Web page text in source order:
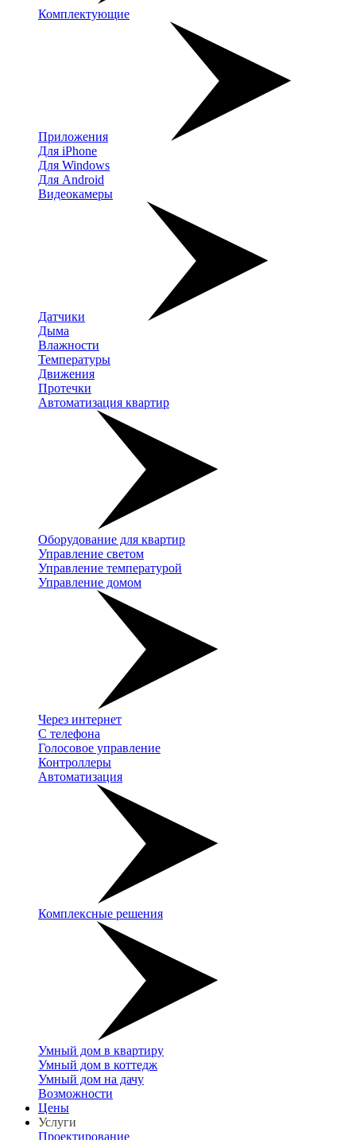
Комплектующие
Приложения
Для iPhone
Для Windows
Для Android
Видеокамеры
Датчики
Дыма
Влажности
Температуры
Движения
Протечки
Автоматизация квартир
Оборудование для квартир
Управление светом
Управление температурой
Управление домом
Через интернет
С телефона
Голосовое управление
Контроллеры
Автоматизация
Комплексные решения
Умный дом в квартиру
Умный дом в коттедж
Умный дом на дачу
Возможности
Цены
Услуги
Проектирование